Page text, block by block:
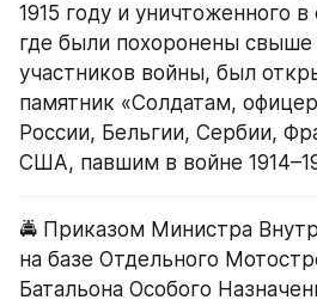
1915 году и уничтоженного
где были похоронены
участников войны, был
памятник «Солдатам,
России, Бельгии, Сербии,
США, павшим в войне
🚔 Приказом Министра
на базе Отдельного
Батальона Особого